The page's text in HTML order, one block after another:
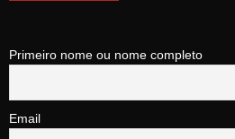
Primeiro nome ou nome completo
Email